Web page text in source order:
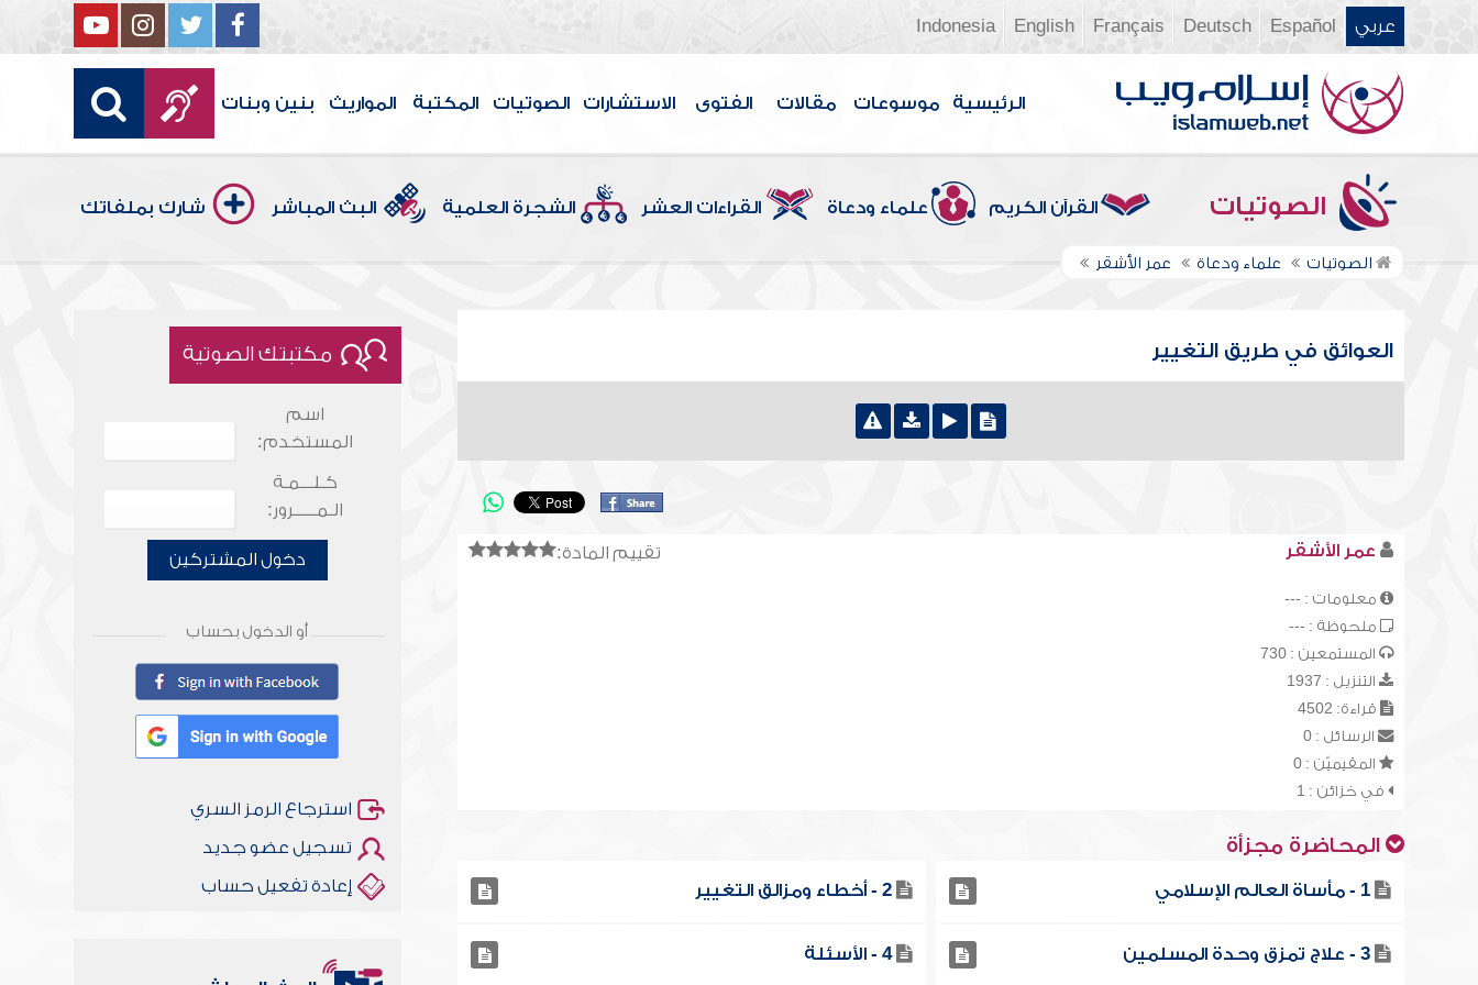
عربي Español
Deutsch
Français
English
Indonesia
الرئيسية موسوعات مقالات الفتوى الاستشارات الصوتيات المكتبة المواريث بنين وبنات
الصوتيات القرآن الكريم علماء ودعاة القراءات العشر الشجرة العلمية البث المباشر شارك بملفاتك
الصوتيات علماء ودعاة عمر الأشقر
العوائق في طريق التغيير
تقييم المادة: عمر الأشقر
معلومات : ---
ملحوظة : ---
المستمعين : 730
التنزيل : 1937
قراءة: 4502
الرسائل : 0
المقيميّن : 0
في خزائن : 1
المحاضرة مجزأة
1 - مأساة العالم الإسلامي 2 - أخطاء ومزالق التغيير
3 - علاج تمزق وحدة المسلمين 4 - الأسئلة
مكتبتك الصوتية
اسم
المستخدم:
كـلـــمـة
الـمـــــرور:
دخول المشتركين
أو الدخول بحساب
استرجاع الرمز السري
تسجيل عضو جديد
إعادة تفعيل حساب